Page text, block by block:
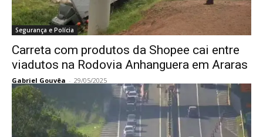
Segurança e Polícia
Carreta com produtos da Shopee cai entre
viadutos na Rodovia Anhanguera em Araras
Gabriel Gouvêa - 29/05/2025